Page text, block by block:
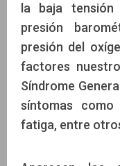
la baja
presión
presión del
factores
Síndrome
síntomas
fatiga, entre